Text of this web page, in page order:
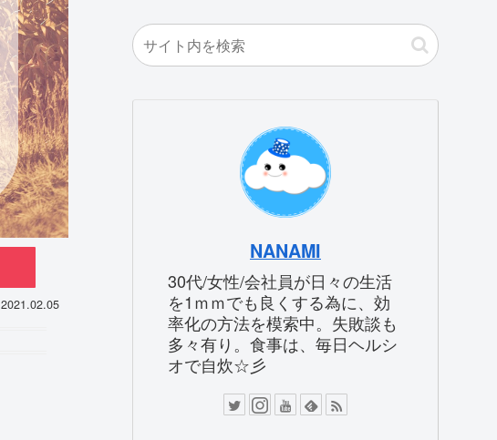
2021.02.05
NANAMI
30代/女性/会社員が日々の生活
を1ｍｍでも良くする為に、効
率化の方法を模索中。失敗談も
多々有り。食事は、毎日ヘルシ
オで自炊☆彡